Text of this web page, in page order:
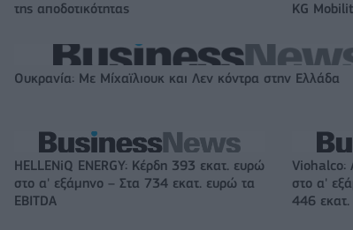
της αποδοτικότητας
KG
Ουκρανία: Με Μίχαϊλιουκ και Λεν κόντρα στην Ελλάδα
HELLENiQ ENERGY: Κέρδη 393 εκατ. ευρώ
στο α' εξάμηνο – Στα 734 εκατ. ευρώ τα
EBITDA
Viohalco:
στο α'
446 εκατ.